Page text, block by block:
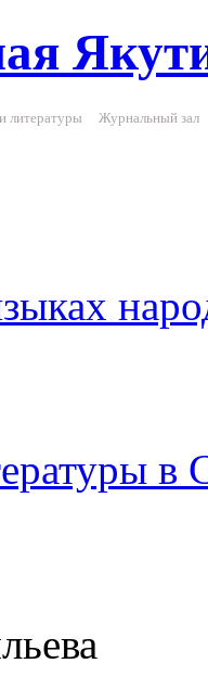
литературы Журнальный зал
в